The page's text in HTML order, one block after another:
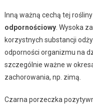
Inną ważną cechą tej
odpornościowy. Wysoka
korzystnych substancji
odporności organizmu na
szczególnie ważne w
zachorowania, np. zimą.
Czarna porzeczka